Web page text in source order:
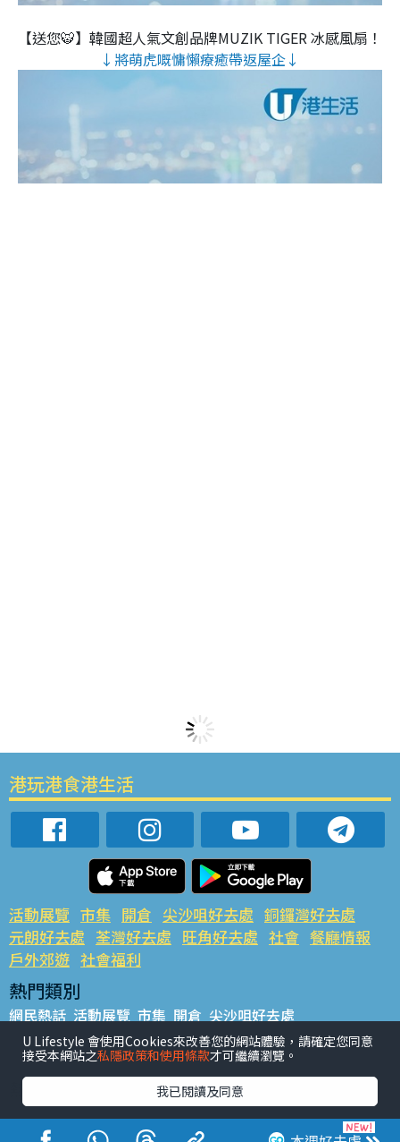
【送您🐯】韓國超人氣文創品牌MUZIK TIGER 冰感風扇！
↓將萌虎嘅慵懶療癒帶返屋企↓
港玩港食港生活
活動展覽 市集 開倉 尖沙咀好去處 銅鑼灣好去處
元朗好去處 荃灣好去處 旺角好去處 社會 餐廳情報
戶外郊遊 社會福利
熱門類別
網民熱話 活動展覽 市集 開倉 尖沙咀好去處
銅鑼灣好去處 元朗好去處 荃灣好去處 旺角好去處 社會
餐廳情報 戶外郊遊
熱門標籤
#UGO搵好去處 #人氣活動推介 #美食社群熱話
#親子玩樂好去處
#ULifestyle應用程式 #限時搶
U Lifestyle 會使用Cookies來改善您的網站體驗，請確定您同意
接受本網站之私隱政策和使用條款才可繼續瀏覽。
我已閱讀及同意